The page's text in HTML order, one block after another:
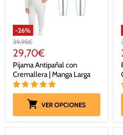
-26%
Precio
original
39,95€
Precio
actual
29,70€
Pijama Antipañal con
Cremallera | Manga Larga
VER OPCIONES